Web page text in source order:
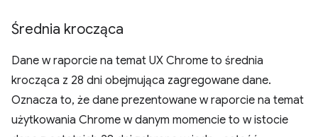
Średnia krocząca
Dane w raporcie na temat UX Chrome to średnia
krocząca z 28 dni obejmująca zagregowane dane.
Oznacza to, że dane prezentowane w raporcie na temat
użytkowania Chrome w danym momencie to w istocie